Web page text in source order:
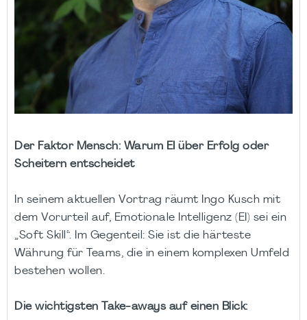
Der Faktor Mensch: Warum EI über Erfolg oder
Scheitern entscheidet
In seinem aktuellen Vortrag räumt Ingo Kusch mit
dem Vorurteil auf, Emotionale Intelligenz (EI) sei ein
„Soft Skill“. Im Gegenteil: Sie ist die härteste
Währung für Teams, die in einem komplexen Umfeld
bestehen wollen.
Die wichtigsten Take-aways auf einen Blick: